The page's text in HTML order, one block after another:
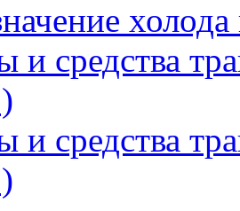
и средства
и средства